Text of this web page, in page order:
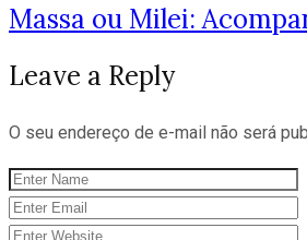
Massa ou Milei:
Leave a Reply
O seu endereço de e-mail não será